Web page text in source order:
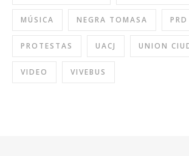
MÚSICA NEGRA TOMASA PRD
PROTESTAS UACJ UNION
VIDEO VIVEBUS